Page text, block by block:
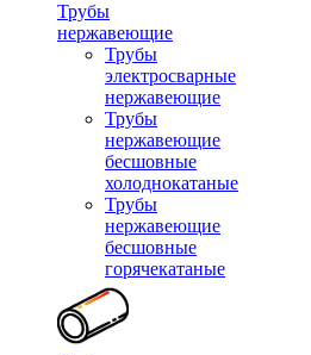
Трубы
нержавеющие
Трубы
электросварные
нержавеющие
Трубы
нержавеющие
бесшовные
холоднокатаные
Трубы
нержавеющие
бесшовные
горячекатаные